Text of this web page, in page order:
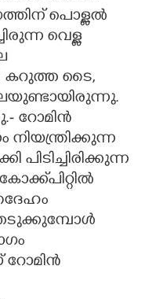
പൊള്ളൽ
വെള്ള
കറുത്ത ടൈ,​
റോമിൻ
പിടിച്ചിരിക്കുന്ന
റോമിൻ